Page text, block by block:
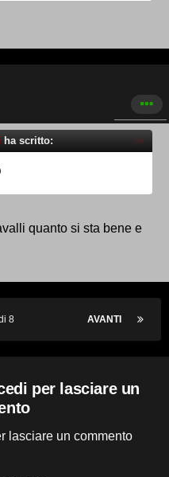
ha scritto:
quanto si sta bene e
AVANTI
8
per lasciare un
lasciare un commento